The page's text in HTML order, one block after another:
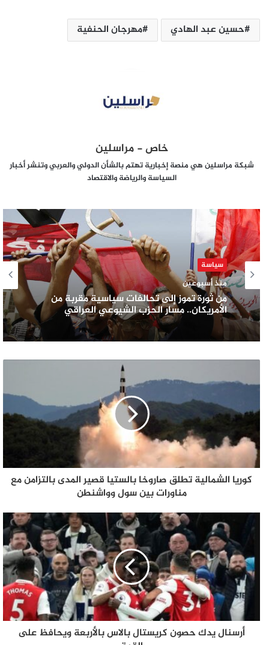
حسين عبد الهادي مهرجان الحنفية
خاص - مراسلين
شبكة مراسلين هي منصة إخبارية تهتم بالشأن الدولي والعربي وتنشر أخبار
السياسة والرياضة والاقتصاد
سياسة
منذ أسبوعين
من ثورة تموز إلى تحالفات سياسية مقربة من
الأمريكان.. مسار الحزب الشيوعي العراقي
كوريا الشمالية تطلق صاروخا بالستيا قصير المدى بالتزامن مع
مناورات بين سول وواشنطن
أرسنال يدك حصون كريستال بالاس بالأربعة ويحافظ على